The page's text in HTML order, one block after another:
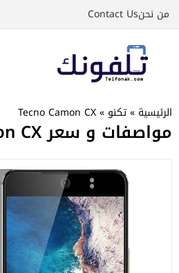
إلىمن نحنContact Us
الرئيسية »تكنو »
Tecno Camon CX
مواصفات و سعر Tecno Camon CX